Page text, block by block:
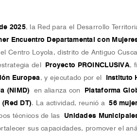
2025 , la Red para el Desarrollo
Encuentro Departamental con
el Centro Loyola, distrito de Antiguo
del Proyecto PROINCLUSIVA ,
Europea , y ejecutado por el
Instituto
(NIMD)
en alianza con
Plataforma
DT)
. La actividad, reunió a56
técnicos de las
Unidades
sus capacidades, promover el